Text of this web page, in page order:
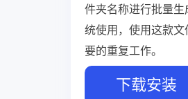
件夹名称进行批量
统使用，使用这款
要的重复工作。
下载安装